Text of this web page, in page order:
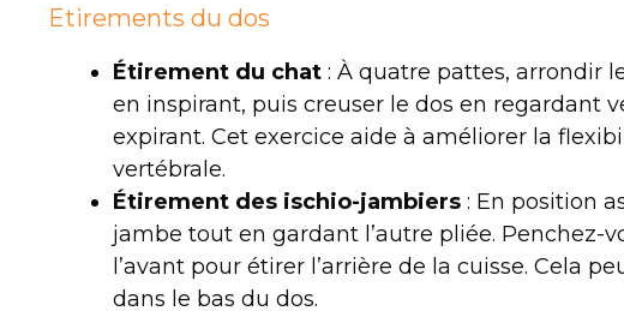
Etirements du dos
Étirement du chat : À quatre pattes, arrondir
en inspirant, puis creuser le dos en regardant
expirant. Cet exercice aide à améliorer la
vertébrale.
Étirement des ischio-jambiers : En position
jambe tout en gardant l’autre pliée. Penchez-
l’avant pour étirer l’arrière de la cuisse. Cela
dans le bas du dos.